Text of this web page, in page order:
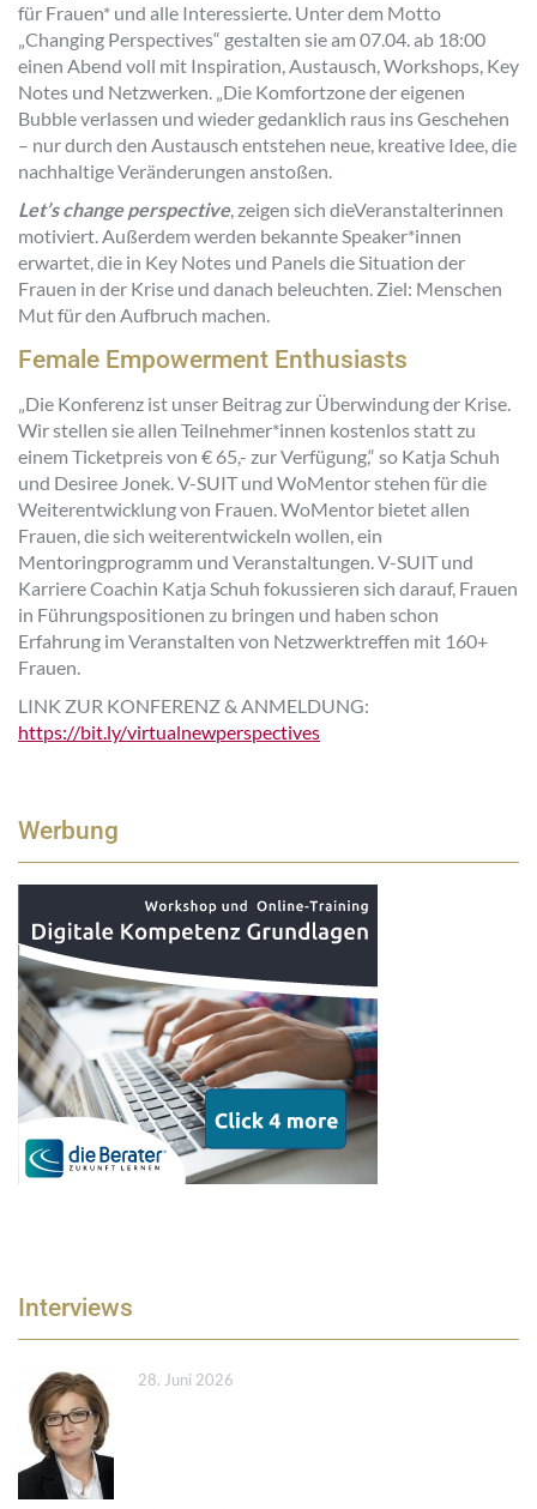
für Frauen* und alle Interessierte. Unter dem Motto
„Changing Perspectives“ gestalten sie am 07.04. ab 18:00
einen Abend voll mit Inspiration, Austausch, Workshops, Key
Notes und Netzwerken. „Die Komfortzone der eigenen
Bubble verlassen und wieder gedanklich raus ins Geschehen
– nur durch den Austausch entstehen neue, kreative Idee, die
nachhaltige Veränderungen anstoßen.
Let’s change perspective, zeigen sich dieVeranstalterinnen
motiviert. Außerdem werden bekannte Speaker*innen
erwartet, die in Key Notes und Panels die Situation der
Frauen in der Krise und danach beleuchten. Ziel: Menschen
Mut für den Aufbruch machen.
Female Empowerment Enthusiasts
„Die Konferenz ist unser Beitrag zur Überwindung der Krise.
Wir stellen sie allen Teilnehmer*innen kostenlos statt zu
einem Ticketpreis von € 65,- zur Verfügung,“ so Katja Schuh
und Desiree Jonek. V-SUIT und WoMentor stehen für die
Weiterentwicklung von Frauen. WoMentor bietet allen
Frauen, die sich weiterentwickeln wollen, ein
Mentoringprogramm und Veranstaltungen. V-SUIT und
Karriere Coachin Katja Schuh fokussieren sich darauf, Frauen
in Führungspositionen zu bringen und haben schon
Erfahrung im Veranstalten von Netzwerktreffen mit 160+
Frauen.
LINK ZUR KONFERENZ & ANMELDUNG:
https://bit.ly/virtualnewperspectives
Werbung
Interviews
28. Juni 2026